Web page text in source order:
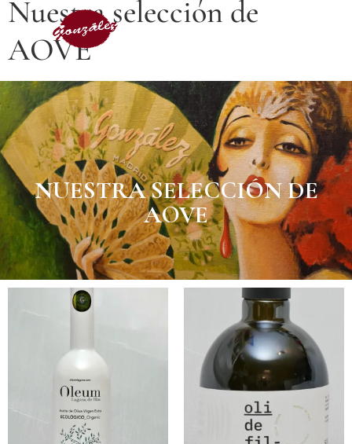
Nuestra selección de
AOVE
NUESTRA SELECCIÓN DE
AOVE